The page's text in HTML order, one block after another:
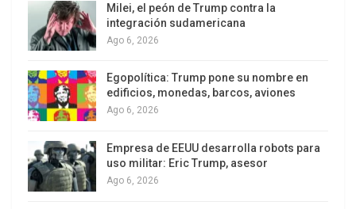
de pie.
Fujimori es reconocido por las instituciones
Milei, el peón de Trump contra la
integración sudamericana
Ago 6, 2026
Egopolítica: Trump pone su nombre en
edificios, monedas, barcos, aviones
Ago 6, 2026
Empresa de EEUU desarrolla robots para
uso militar: Eric Trump, asesor
Ago 6, 2026